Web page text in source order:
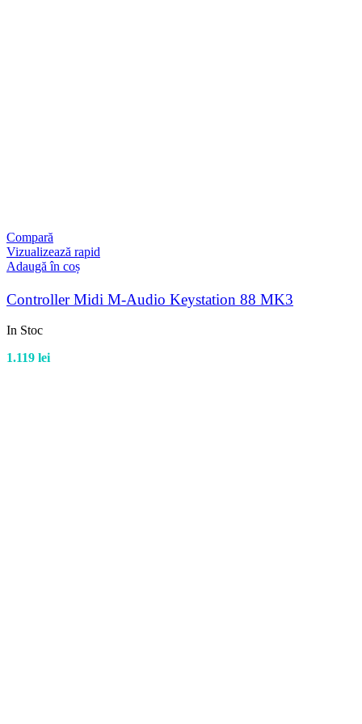
Compară
Vizualizează rapid
Adaugă în coș
Controller Midi M-Audio Keystation 88 MK3
In Stoc
1.119 lei